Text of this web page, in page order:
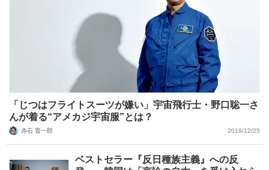
「じつはフライトスーツが嫌い」宇宙飛行士・野口聡一さ
んが着る“アメカジ宇宙服”とは？
赤石 晋一郎 2019/12/25
ベストセラー『反日種族主義』への反